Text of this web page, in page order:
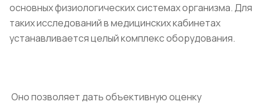
основных физиологических системах организма. Для
таких исследований в медицинских кабинетах
устанавливается целый комплекс оборудования.
Оно позволяет дать объективную оценку